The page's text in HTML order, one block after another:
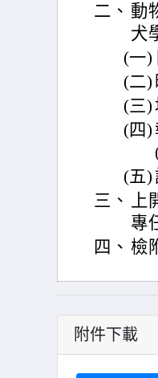
二、 動
犬
(一)
(二)
(三)
(四)
(五)
三、
專
四、 檢
附件下載